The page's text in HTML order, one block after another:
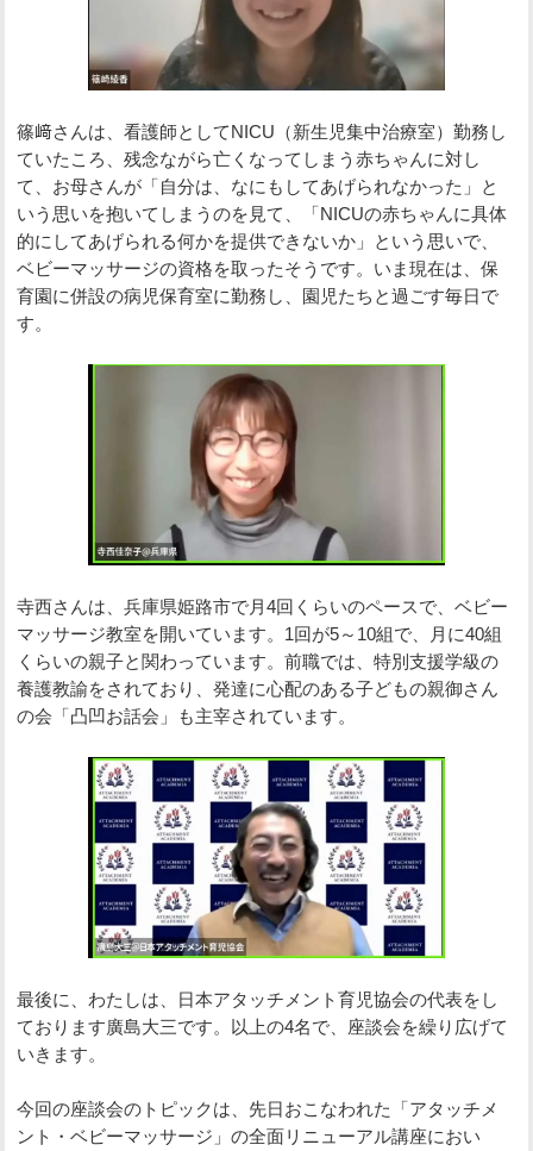
篠﨑さんは、看護師としてNICU（新生児集中治療室）勤務し
ていたころ、残念ながら亡くなってしまう赤ちゃんに対し
て、お母さんが「自分は、なにもしてあげられなかった」と
いう思いを抱いてしまうのを見て、「NICUの赤ちゃんに具体
的にしてあげられる何かを提供できないか」という思いで、
ベビーマッサージの資格を取ったそうです。いま現在は、保
育園に併設の病児保育室に勤務し、園児たちと過ごす毎日で
す。
寺西さんは、兵庫県姫路市で月4回くらいのペースで、ベビー
マッサージ教室を開いています。1回が5～10組で、月に40組
くらいの親子と関わっています。前職では、特別支援学級の
養護教諭をされており、発達に心配のある子どもの親御さん
の会「凸凹お話会」も主宰されています。
最後に、わたしは、日本アタッチメント育児協会の代表をし
ております廣島大三です。以上の4名で、座談会を繰り広げて
いきます。
今回の座談会のトピックは、先日おこなわれた「アタッチメ
ント・ベビーマッサージ」の全面リニューアル講座におい